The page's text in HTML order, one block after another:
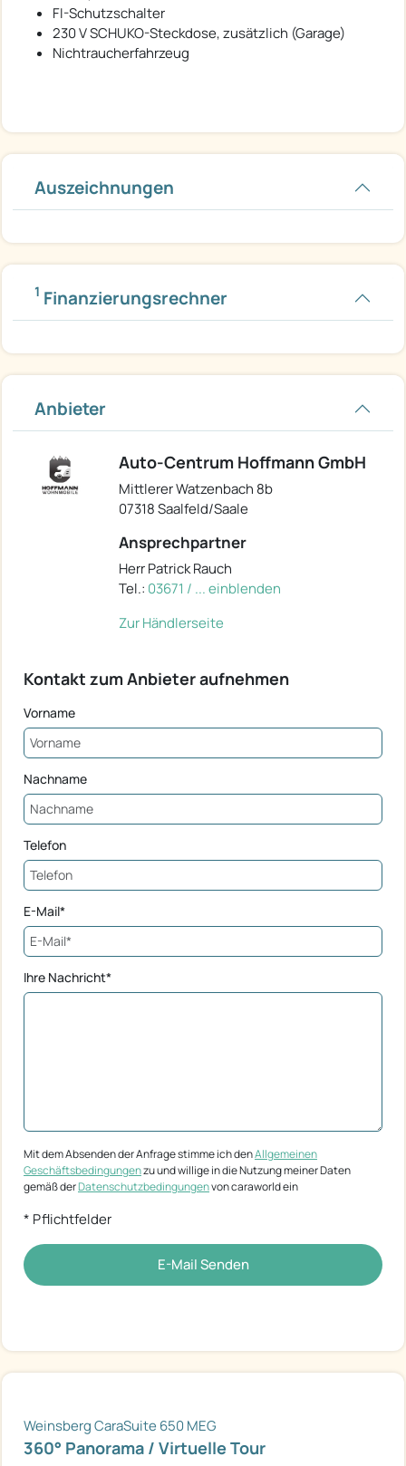
FI-Schutzschalter
230 V SCHUKO-Steckdose, zusätzlich (Garage)
Nichtraucherfahrzeug
Auszeichnungen
1 Finanzierungsrechner
Anbieter
Auto-Centrum Hoffmann GmbH
Mittlerer Watzenbach 8b
07318 Saalfeld/Saale
Ansprechpartner
Herr Patrick Rauch
Tel.: 03671 / ... einblenden
Zur Händlerseite
Kontakt zum Anbieter aufnehmen
Vorname
Nachname
Telefon
E-Mail*
Ihre Nachricht*
Mit dem Absenden der Anfrage stimme ich denAllgemeinen
Geschäftsbedingungenzu und willige in die Nutzung meiner Daten
gemäß derDatenschutzbedingungenvon caraworld ein
* Pflichtfelder
E-Mail Senden
Weinsberg CaraSuite 650 MEG
360° Panorama / Virtuelle Tour